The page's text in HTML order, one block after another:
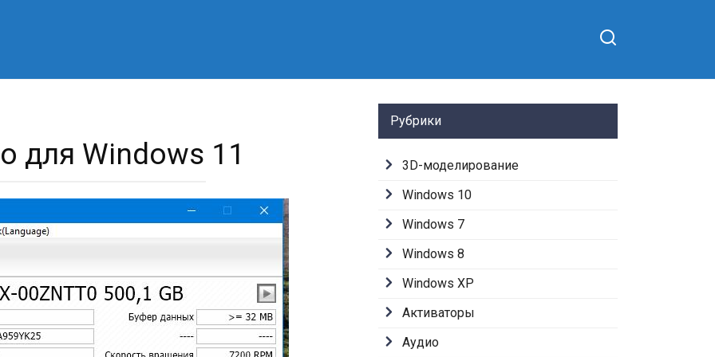
для Windows 11
Рубрики
3D-моделирование
Windows 10
Windows 7
Windows 8
Windows XP
Активаторы
Аудио